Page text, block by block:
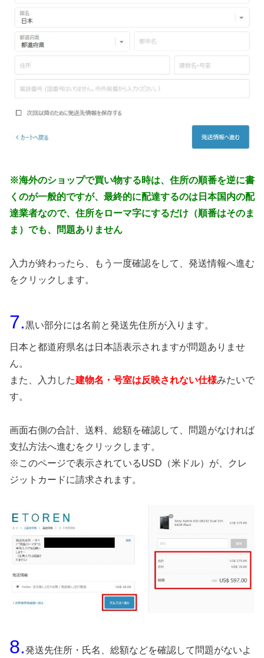
※海外のショップで買い物する時は、住所の順番を逆に書
くのが一般的ですが、最終的に配達するのは日本国内の配
達業者なので、住所をローマ字にするだけ（順番はそのま
ま）でも、問題ありません
入力が終わったら、もう一度確認をして、発送情報へ進む
をクリックします。
7.黒い部分には名前と発送先住所が入ります。
日本と都道府県名は日本語表示されますが問題ありませ
ん。
また、入力した建物名・号室は反映されない仕様みたいで
す。
画面右側の合計、送料、総額を確認して、問題がなければ
支払方法へ進むをクリックします。
※このページで表示されているUSD（米ドル）が、クレ
ジットカードに請求されます。
8.発送先住所・氏名、総額などを確認して問題がないよ